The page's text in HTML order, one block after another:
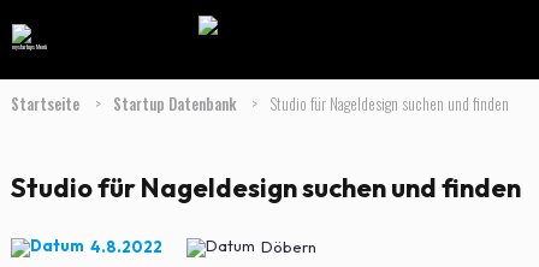
Startseite > Startup Datenbank > Studio für Nageldesign suchen und finden
Studio für Nageldesign suchen und finden
4.8.2022 Döbern